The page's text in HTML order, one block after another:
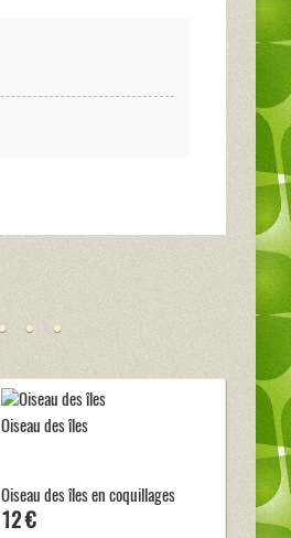
Oiseau des îles
Oiseau des îles en coquillages
12 €